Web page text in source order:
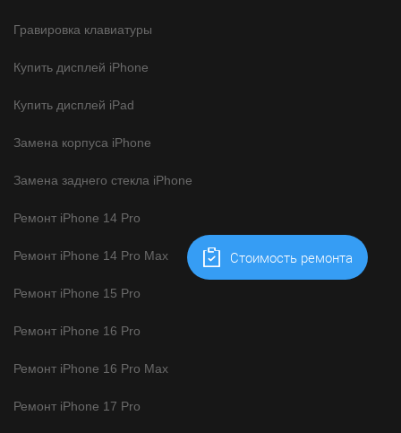
Гравировка клавиатуры
Купить дисплей iPhone
Купить дисплей iPad
Замена корпуса iPhone
Замена заднего стекла iPhone
Ремонт iPhone 14 Pro
Ремонт iPhone 14 Pro Max
Ремонт iPhone 15 Pro
Ремонт iPhone 16 Pro
Ремонт iPhone 16 Pro Max
Ремонт iPhone 17 Pro
Cтоимость ремонта